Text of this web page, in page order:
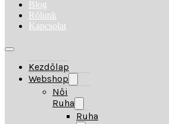
Blog
Rólunk
Kapcsolat
Kezdőlap
Webshop
Női
Ruha
Ruha